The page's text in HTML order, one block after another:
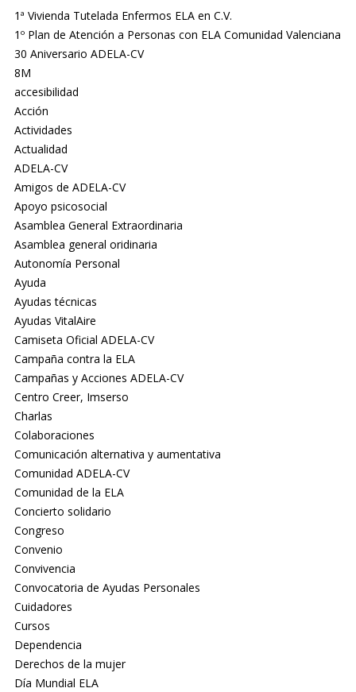
1ª Vivienda Tutelada Enfermos ELA en C.V.
1º Plan de Atención a Personas con ELA Comunidad Valenciana
30 Aniversario ADELA-CV
8M
accesibilidad
Acción
Actividades
Actualidad
ADELA-CV
Amigos de ADELA-CV
Apoyo psicosocial
Asamblea General Extraordinaria
Asamblea general oridinaria
Autonomía Personal
Ayuda
Ayudas técnicas
Ayudas VitalAire
Camiseta Oficial ADELA-CV
Campaña contra la ELA
Campañas y Acciones ADELA-CV
Centro Creer, Imserso
Charlas
Colaboraciones
Comunicación alternativa y aumentativa
Comunidad ADELA-CV
Comunidad de la ELA
Concierto solidario
Congreso
Convenio
Convivencia
Convocatoria de Ayudas Personales
Cuidadores
Cursos
Dependencia
Derechos de la mujer
Día Mundial ELA